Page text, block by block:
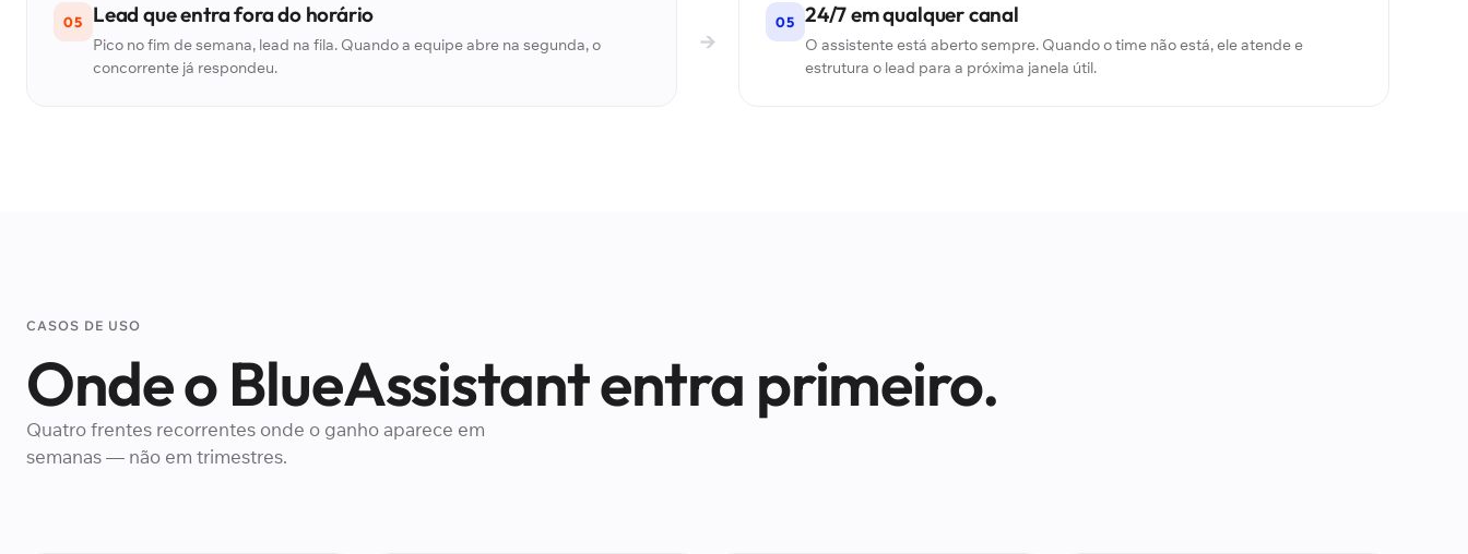
05 Lead que entra fora do horário
Pico no fim de semana, lead na fila. Quando a equipe abre na segunda, o
concorrente já respondeu.
→
05 24/7 em qualquer canal
O assistente está aberto sempre. Quando o time não está, ele atende e
estrutura o lead para a próxima janela útil.
CASOS DE USO
Onde o BlueAssistant entra primeiro.
Quatro frentes recorrentes onde o ganho aparece em
semanas — não em trimestres.